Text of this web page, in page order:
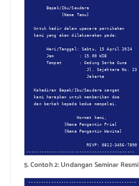
        Bapak/Ibu/Saudara
              [Nama Tamu]
   Untuk hadir dalam upacara pernikahan
   kami yang akan dilaksanakan pada:
        Hari/Tanggal: Sabtu, 15 April 2024
        Jam          : 15.00 WIB
        Tempat       : Gedung Serba Guna
                        Jl. Sejahtera No. 23
                        Jakarta
   Kehadiran Bapak/Ibu/Saudara sangat
   kami harapkan untuk memberikan doa
   dan berkah kepada kedua mempelai.
                    Hormat kami,
               [Nama Pengantin Pria]
               [Nama Pengantin Wanita]
                        RSVP: 0812-3456-7890
-------------------------------------------
5. Contoh 2: Undangan Seminar Resmi
-------------------------------------------